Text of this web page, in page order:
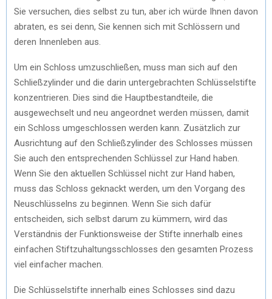
Sie versuchen, dies selbst zu tun, aber ich würde Ihnen davon
abraten, es sei denn, Sie kennen sich mit Schlössern und
deren Innenleben aus.
Um ein Schloss umzuschließen, muss man sich auf den
Schließzylinder und die darin untergebrachten Schlüsselstifte
konzentrieren. Dies sind die Hauptbestandteile, die
ausgewechselt und neu angeordnet werden müssen, damit
ein Schloss umgeschlossen werden kann. Zusätzlich zur
Ausrichtung auf den Schließzylinder des Schlosses müssen
Sie auch den entsprechenden Schlüssel zur Hand haben.
Wenn Sie den aktuellen Schlüssel nicht zur Hand haben,
muss das Schloss geknackt werden, um den Vorgang des
Neuschlüsselns zu beginnen. Wenn Sie sich dafür
entscheiden, sich selbst darum zu kümmern, wird das
Verständnis der Funktionsweise der Stifte innerhalb eines
einfachen Stiftzuhaltungsschlosses den gesamten Prozess
viel einfacher machen.
Die Schlüsselstifte innerhalb eines Schlosses sind dazu